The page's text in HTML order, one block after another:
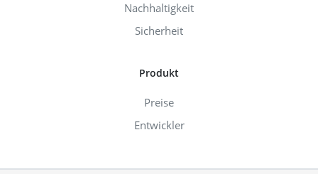
Nachhaltigkeit
Sicherheit
Produkt
Preise
Entwickler